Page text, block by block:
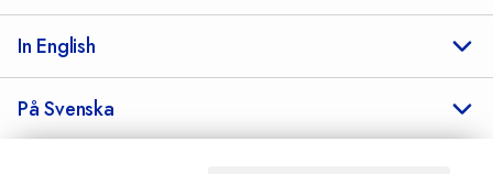
In English
På Svenska